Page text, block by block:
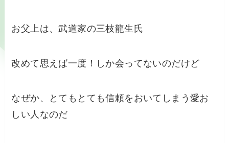
お父上は、武道家の三枝龍生氏
改めて思えば一度！しか会ってないのだけど
なぜか、とてもとても信頼をおいてしまう愛お
しい人なのだ